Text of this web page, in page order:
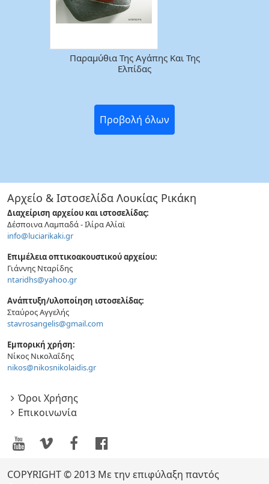
«Τέλος Καλό, Όλα Καλά» Από 21 Έλληνες
Σχέδιο Σωτηρία
2011-12-28
Σινεμά, Εκεί Που Δε Φτάνει Ο Ήλιος
2011-10-26
Άνθρωποι-Παλιοσίδερα Στα Χρόνια Του
3-D
2011-10-15
Προβολή Του Ντοκιμαντέρ "Το Σχέδιο
Σωτηρία"
2011-10-08
«Η Ρόδος Χωρίς ECOFILMS»
Όνειρα Σε Άλλη Γλώσσα
Παραμύθια Της Αγάπης Και Της
Ελπίδας
Προβολή όλων
Αρχείο & Ιστοσελίδα Λουκίας Ρικάκη
Διαχείριση αρχείου και ιστοσελίδας:
Δέσποινα Λαμπαδά - Ιλίρα Αλίαϊ
info@luciarikaki.gr
Επιμέλεια οπτικοακουστικού αρχείου:
Γιάννης Νταρίδης
ntaridhs@yahoo.gr
Ανάπτυξη/υλοποίηση ιστοσελίδας:
Σταύρος Αγγελής
stavrosangelis@gmail.com
Eμπορική χρήση:
Νίκος Νικολαΐδης
nikos@nikosnikolaidis.gr
Όροι Χρήσης
Επικοινωνία
COPYRIGHT © 2013 Με την επιφύλαξη παντός